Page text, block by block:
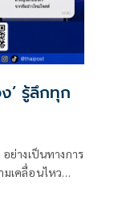
’ รู้ลึกทุก
ย่างเป็นทางการ
มเคลื่อนไหว